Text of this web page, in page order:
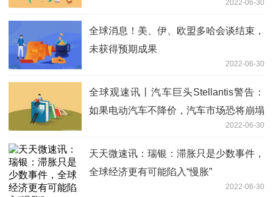
2022-06-30
全球消息！美、伊、欧盟多哈会谈结束，
未获得预期成果
2022-06-30
全球观速讯丨汽车巨头Stellantis警告：
如果电动汽车不降价，汽车市场恐将崩塌
2022-06-30
天天微速讯：瑞银：滞胀只是少数事件，
全球经济更有可能陷入“慢胀”
2022-06-30